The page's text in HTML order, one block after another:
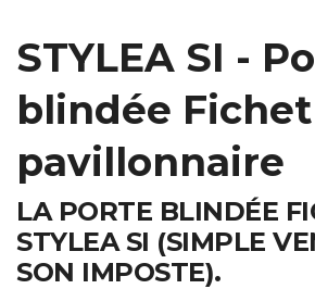
STYLEA SI -
blindée Fichet
pavillonnaire
LA PORTE BLINDÉE
STYLEA SI (SIMPLE
SON IMPOSTE).